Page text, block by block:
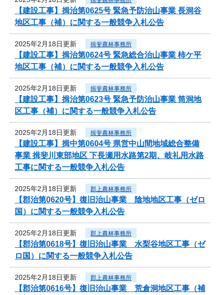
【建設工事】揖治第0625号 緊急予防治山事業 長洞谷
地区工事（補）に関する一般競争入札公告
2025年2月18日更新 揖斐農林事務所
【建設工事】揖治第0624号 緊急総合治山事業 柿ケ平
地区工事（補）に関する一般競争入札公告
2025年2月18日更新 揖斐農林事務所
【建設工事】揖治第0623号 緊急予防治山事業 筒洞地
区工事（補）に関する一般競争入札公告
2025年2月18日更新 揖斐農林事務所
【建設工事】揖中第0604号 県営中山間地域総合整備
事業 揖斐川東部地区 下長瀬用水路第2期、岐礼用水路
工事に関する一般競争入札公告
2025年2月18日更新 郡上農林事務所
【郡治第0620号】復旧治山事業 陰地地区工事（ゼロ
国）に関する一般競争入札公告
2025年2月18日更新 郡上農林事務所
【郡治第0618号】復旧治山事業 水梨谷地区工事（ゼ
ロ国）に関する一般競争入札公告
2025年2月18日更新 郡上農林事務所
【郡治第0616号】復旧治山事業 荒倉洞地区工事（補